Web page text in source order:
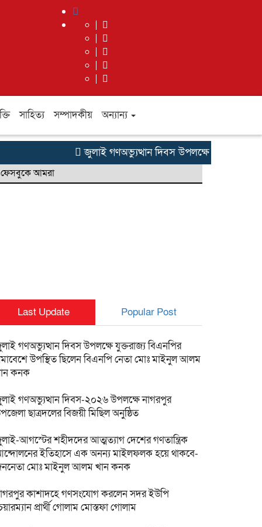
সাহিত্য সম্পাদকীয় অন্যান্য
জুলাই গণঅভ্যুত্থান দিবস উপলক্ষে যুক্তরাজ্য
ফেসবুকে আমরা
Last Update Popular Post
গণঅভ্যুত্থান দিবস উপলক্ষে যুক্তরাজ্য বিএনপির
উপস্থিত ছিলেন বিএনপি নেতা মোঃ মাইনুল আলম
কনক
গণঅভ্যুত্থান দিবস-২০২৬ উপলক্ষে নাগরপুর
ছাত্রদলের বিজয়ী মিছিল অনুষ্ঠিত
আগস্টের শহীদদের আত্মত্যাগ দেশের গণতান্ত্রিক
ইতিহাসে এক অনন্য মাইলফলক হয়ে থাকবে-
মোঃ মাইনুল আলম খান কনক
কাশাদহে গণসংযোগ করলেন সদর ইউপি
প্রার্থী গোলাম মোস্তফা গোলাম